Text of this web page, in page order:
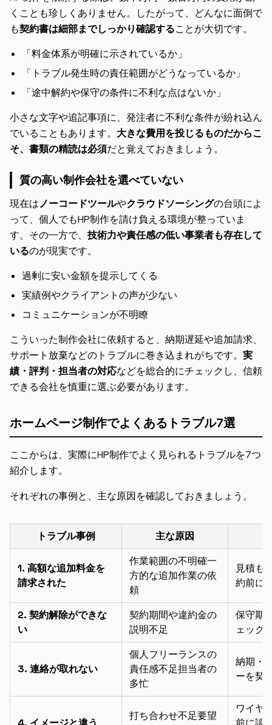
くことも珍しくありません。したがって、どんなに面倒で
も契約書は細部までしっかり確認することが大切です。
「料金体系が明確に示されているか」
「トラブル発生時の責任範囲がどうなっているか」
「途中解約や保守の条件に不利な点はないか」
小さな文字や追記事項に、発注者に不利な条件が紛れ込ん
でいることもあります。 大きな費用を投じるものだからこ
そ、書類の精読は必須だと覚えておきましょう。
質の高い制作会社を選べていない
現在はノーコードツールやクラウドソーシングの台頭によ
って、個人でもHP制作を請け負える環境が整っていま
す。その一方で、 技術力や責任感の低い事業者も存在して
いるのが現実です。
過剰に安い金額を提示してくる
実績例やクライアントの声が少ない
コミュニケーションが不明瞭
こういった制作会社に依頼すると、納期遅延や追加請求、
サポート放棄などのトラブルに巻き込まれがちです。 実
績・評判・担当者の対応などを総合的にチェックし、信頼
できる会社を慎重に選ぶ必要があります。
ホームページ制作でよくあるトラブル7選
ここからは、実際にHP制作でよく見られるトラブルを7つ
紹介します。
それぞれの事例と、主な原因を確認しておきましょう。
トラブル事例 主な原因
1. 高額な追加料金を
請求された
作業範囲の不明確一
方的な追加作業の依
頼
見積も
約前に
2. 契約解除ができな
い
契約期間や違約金の
説明不足
保守期
ェック
3. 連絡が取れない
個人フリーランスの
責任感不足担当者の
多忙
納期・
ーを契
打ち合わせ不足要望
ワイヤ